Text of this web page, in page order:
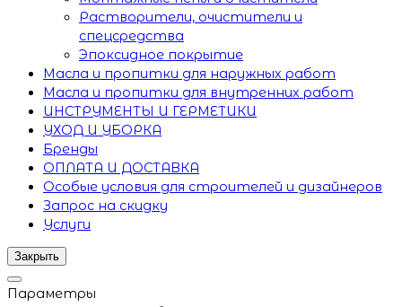
Растворители, очистители и
спецсредства
Эпоксидное покрытие
Масла и пропитки для наружных работ
Масла и пропитки для внутренних работ
ИНСТРУМЕНТЫ И ГЕРМЕТИКИ
УХОД И УБОРКА
Бренды
ОПЛАТА И ДОСТАВКА
Особые условия для строителей и дизайнеров
Запрос на скидку
Услуги
Закрыть
Параметры